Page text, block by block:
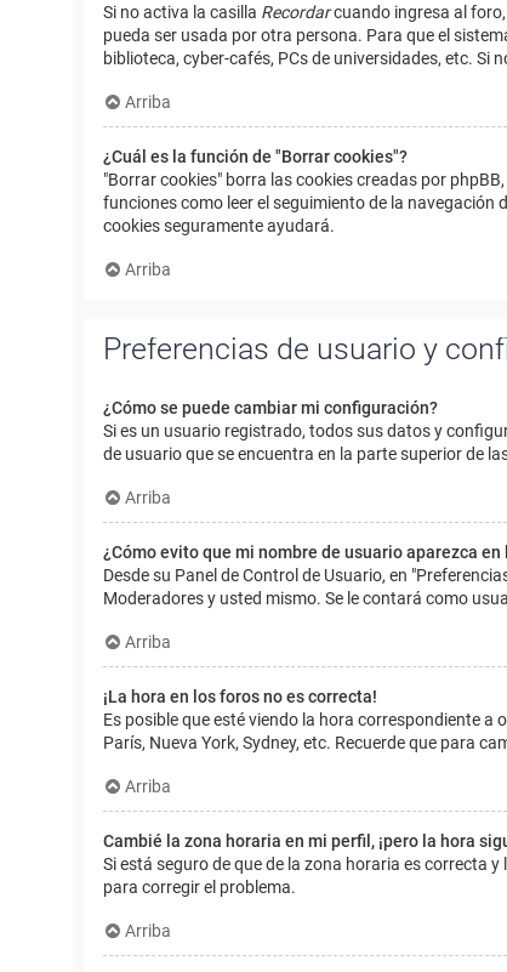
Si no activa la casilla Recordarcuando ingresa al foro,
pueda ser usada por otra persona. Para que el
biblioteca, cyber-cafés, PCs de universidades, etc.
Arriba
¿Cuál es la función de "Borrar cookies"?
"Borrar cookies" borra las cookies creadas por
funciones como leer el seguimiento de la
cookies seguramente ayudará.
Arriba
Preferencias de usuario y
¿Cómo se puede cambiar mi configuración?
Si es un usuario registrado, todos sus datos y
de usuario que se encuentra en la parte superior de
Arriba
¿Cómo evito que mi nombre de usuario aparezca
Desde su Panel de Control de Usuario, en
Moderadores y usted mismo. Se le contará como
Arriba
¡La hora en los foros no es correcta!
Es posible que esté viendo la hora correspondiente a
París, Nueva York, Sydney, etc. Recuerde que para
Arriba
Cambié la zona horaria en mi perfil, ¡pero la hora
Si está seguro de que de la zona horaria es correcta
para corregir el problema.
Arriba